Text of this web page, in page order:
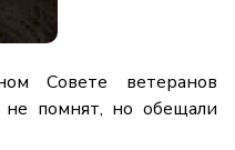
Совете ветеранов
не помнят, но обещали